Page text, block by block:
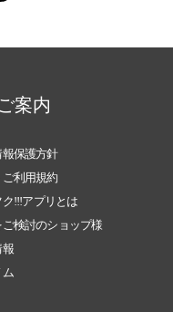
案内
保護方針
利用規約
ク!!!アプリとは
検討のショップ様
報
ム